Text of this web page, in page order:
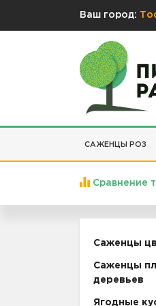
Ваш город:
САЖЕНЦЫ РОЗ
Сравнение
Саженцы
Саженцы
деревьев
Ягодные